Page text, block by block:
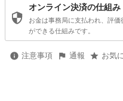
オンライン決済の仕組み
お金は事務局に支払われ、評
ができる仕組みです。
注意事項 通報 お気